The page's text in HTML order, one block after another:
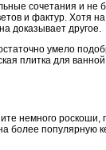
сочетания и не
и фактур. Хотя
доказывает другое.
умело
плитка для
немного
более популярную